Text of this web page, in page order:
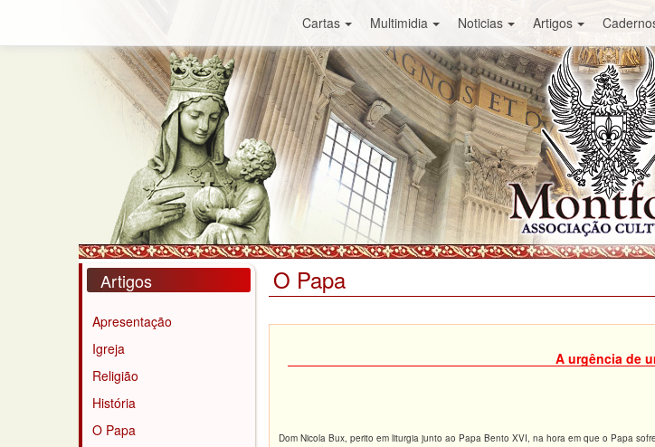
Cartas Multimidia Noticias Artigos
Artigos
Apresentação
Igreja
Religião
História
O Papa
O Papa
A urgência de
Dom Nicola Bux, perito em liturgia junto ao Papa Bento XVI, na hora em que o Papa